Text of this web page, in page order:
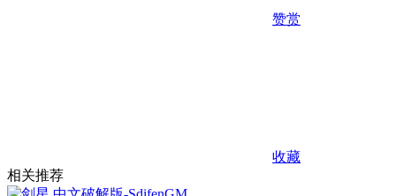
赞赏
收藏
相关推荐